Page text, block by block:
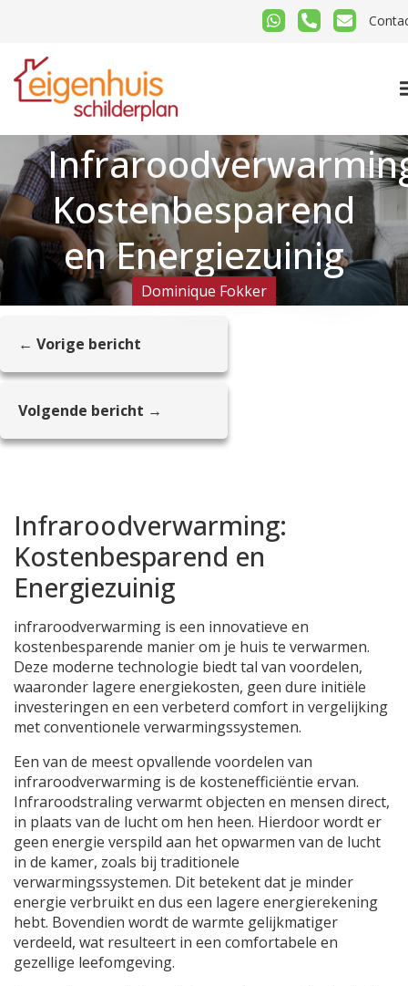
Kostenbesparend
en Energiezuinig
Dominique Fokker
← Vorige bericht
Volgende bericht →
Infraroodverwarming:
Kostenbesparend en
Energiezuinig
infraroodverwarming is een innovatieve en
kostenbesparende manier om je huis te verwarmen.
Deze moderne technologie biedt tal van voordelen,
waaronder lagere energiekosten, geen dure initiële
investeringen en een verbeterd comfort in vergelijking
met conventionele verwarmingssystemen.
Een van de meest opvallende voordelen van
infraroodverwarming is de kostenefficiëntie ervan.
Infraroodstraling verwarmt objecten en mensen direct,
in plaats van de lucht om hen heen. Hierdoor wordt er
geen energie verspild aan het opwarmen van de lucht
in de kamer, zoals bij traditionele
verwarmingssystemen. Dit betekent dat je minder
energie verbruikt en dus een lagere energierekening
hebt. Bovendien wordt de warmte gelijkmatiger
verdeeld, wat resulteert in een comfortabele en
gezellige leefomgeving.